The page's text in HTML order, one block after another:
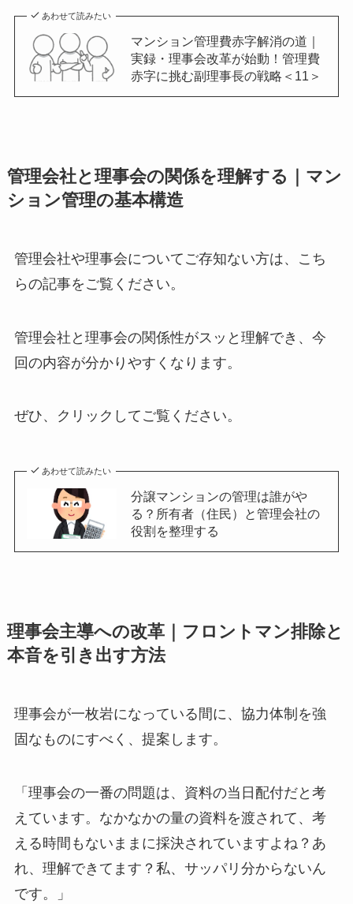
あわせて読みたい
マンション管理費赤字解消の道｜
実録・理事会改革が始動！管理費
赤字に挑む副理事長の戦略＜11＞
管理会社と理事会の関係を理解する｜マン
ション管理の基本構造
管理会社や理事会についてご存知ない方は、こち
らの記事をご覧ください。
管理会社と理事会の関係性がスッと理解でき、今
回の内容が分かりやすくなります。
ぜひ、クリックしてご覧ください。
あわせて読みたい
分譲マンションの管理は誰がや
る？所有者（住民）と管理会社の
役割を整理する
理事会主導への改革｜フロントマン排除と
本音を引き出す方法
理事会が一枚岩になっている間に、協力体制を強
固なものにすべく、提案します。
「理事会の一番の問題は、資料の当日配付だと考
えています。なかなかの量の資料を渡されて、考
える時間もないままに採決されていますよね？あ
れ、理解できてます？私、サッパリ分からないん
です。」